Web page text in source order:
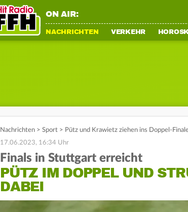
ON AIR:
NACHRICHTEN VERKEHR
Nachrichten > Sport > Pütz und Krawietz ziehen ins Doppel-
17.06.2023, 16:34 Uhr
Finals in Stuttgart erreicht
PÜTZ IM DOPPEL UND
DABEI